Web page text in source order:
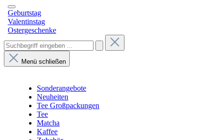
Geburtstag
Valentinstag
Ostergeschenke
Menü schließen
Sonderangebote
Neuheiten
Tee Großpackungen
Tee
Matcha
Kaffee